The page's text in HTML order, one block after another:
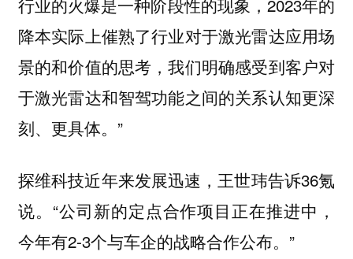
降本实际上催熟了行业对于激光雷达应用场
景的和价值的思考，我们明确感受到客户对
于激光雷达和智驾功能之间的关系认知更深
刻、更具体。”
探维科技近年来发展迅速，王世玮告诉36氪
说。“公司新的定点合作项目正在推进中，
今年有2-3个与车企的战略合作公布。”